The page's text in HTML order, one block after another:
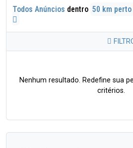
Todos Anúncios dentro 50 km perto
Nenhum resultado. Redefine sua
critérios.